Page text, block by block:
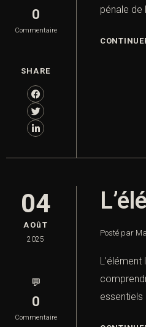
0
Commentaire
SHARE
pénale de
04
AOûT
2025
💬
0
Commentaire
Posté par
essentiels